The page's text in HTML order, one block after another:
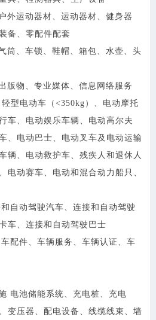
外运动器材、运动器材、健身器
备、零配件配套
筒、车锁、鞋帽、箱包、水壶、头
版物、专业媒体、信息网络服务
型电动车（<350kg）、电动摩托
车、电动娱乐车辆、电动高尔夫
、电动巴士、电动叉车及电动运输
辆、电动救护车、残疾人和退休人
电动赛车、电动和混合动力船只、
自动驾驶汽车、连接和自动驾驶
车、连接和自动驾驶巴士
配件、车辆服务、车辆认证、车
电池储能系统、充电桩、充电
变压器、配电设备、线缆线束、墙